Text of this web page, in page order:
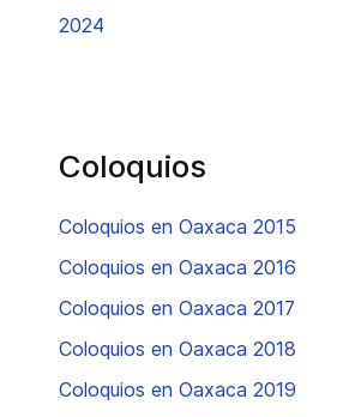
2024
Coloquios
Coloquios en Oaxaca 2015
Coloquios en Oaxaca 2016
Coloquios en Oaxaca 2017
Coloquios en Oaxaca 2018
Coloquios en Oaxaca 2019